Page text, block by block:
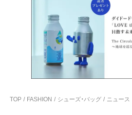
TOP FASHION シューズ・バッグ ニュース